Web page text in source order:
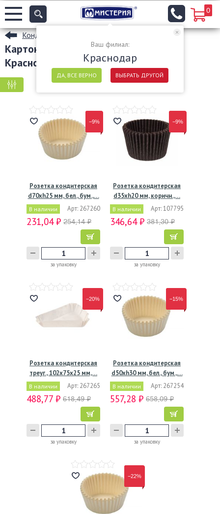
Ваш филиал:
Краснодар
ДА, ВСЕ ВЕРНО ВЫБРАТЬ ДРУГОЙ
0
Кондитерская упаковка оптом
Картонные подложки, подносы в
Краснодаре
−9%
Розетка кондитерская
d70хh25 мм, бел., бум.,…
В наличии Арт: 267260
231,04 ₽ 254,14 ₽
за упаковку
−9%
Розетка кондитерская
d35хh20 мм, коричн.,…
В наличии Арт: 107795
346,64 ₽ 381,30 ₽
за упаковку
−20%
Розетка кондитерская
треуг., 102х75х25 мм,…
В наличии Арт: 267265
488,77 ₽ 618,49 ₽
за упаковку
−15%
Розетка кондитерская
d50хh30 мм, бел., бум.,…
В наличии Арт: 267254
557,28 ₽ 658,09 ₽
за упаковку
−22%